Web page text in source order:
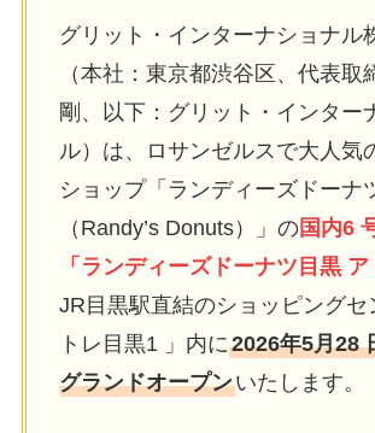
グリット・インターナショナル
（本社：東京都渋谷区、代表取
剛、以下：グリット・インター
ル）は、ロサンゼルスで大人気
ショップ「ランディーズドーナ
（Randy’s Donuts）」の国内6
「ランディーズドーナツ目黒 ア
JR目黒駅直結のショッピングセ
トレ目黒1 」内に2026年5月28
グランドオープンいたします。